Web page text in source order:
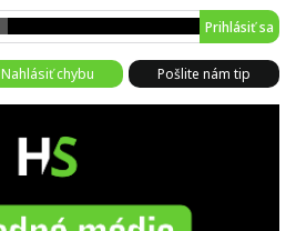
Prihlásiť sa
Nahlásiť chybu Pošlite nám tip